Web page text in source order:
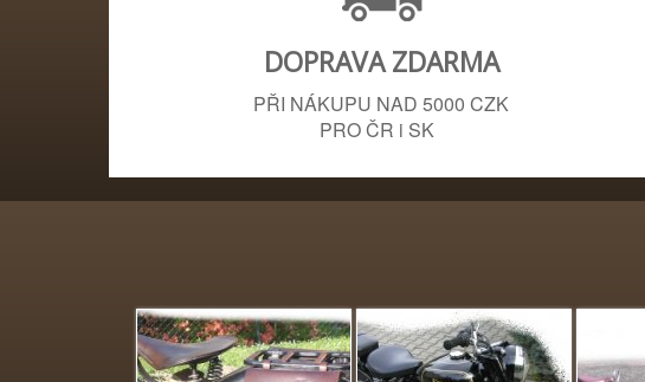
DOPRAVA ZDARMA
PŘI NÁKUPU NAD 5000 CZK
PRO ČR i SK